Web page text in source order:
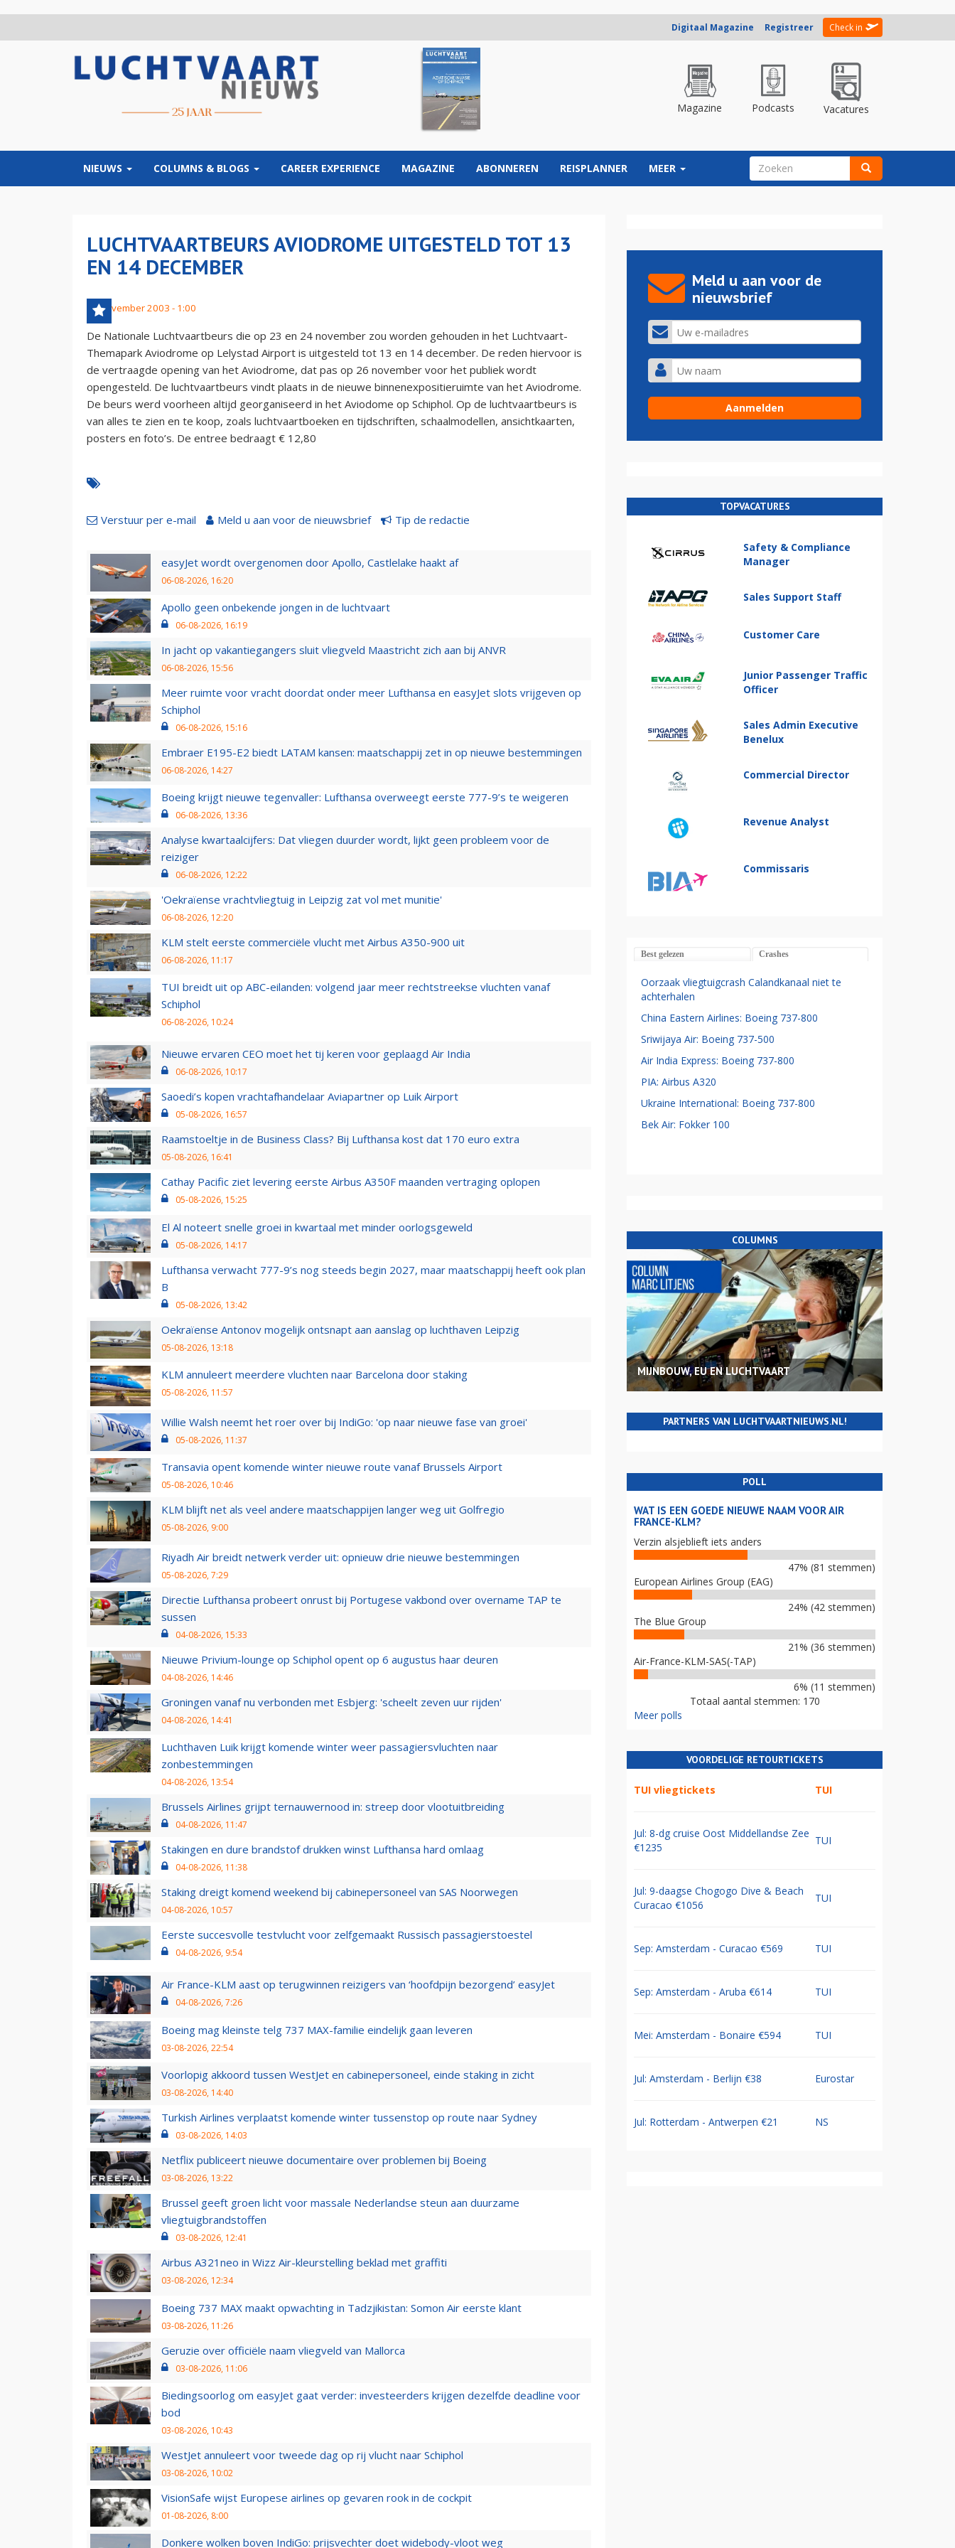
Digitaal Magazine Registreer Check in
Magazine Podcasts Vacatures
NIEUWS COLUMNS & BLOGS CAREER EXPERIENCE MAGAZINE ABONNEREN REISPLANNER MEER ZOEKVELD
LUCHTVAARTBEURS AVIODROME UITGESTELD TOT 13
EN 14 DECEMBER
19 november 2003 - 1:00
De Nationale Luchtvaartbeurs die op 23 en 24 november zou worden gehouden in het Luchtvaart-
Themapark Aviodrome op Lelystad Airport is uitgesteld tot 13 en 14 december. De reden hiervoor is
de vertraagde opening van het Aviodrome, dat pas op 26 november voor het publiek wordt
opengesteld. De luchtvaartbeurs vindt plaats in de nieuwe binnenexpositieruimte van het Aviodrome.
De beurs werd voorheen altijd georganiseerd in het Aviodome op Schiphol. Op de luchtvaartbeurs is
van alles te zien en te koop, zoals luchtvaartboeken en tijdschriften, schaalmodellen, ansichtkaarten,
posters en foto’s. De entree bedraagt € 12,80
Verstuur per e-mail Meld u aan voor de nieuwsbrief Tip de redactie
easyJet wordt overgenomen door Apollo, Castlelake haakt af
06-08-2026, 16:20
Apollo geen onbekende jongen in de luchtvaart
06-08-2026, 16:19
In jacht op vakantiegangers sluit vliegveld Maastricht zich aan bij ANVR
06-08-2026, 15:56
Meer ruimte voor vracht doordat onder meer Lufthansa en easyJet slots vrijgeven op
Schiphol
06-08-2026, 15:16
Embraer E195-E2 biedt LATAM kansen: maatschappij zet in op nieuwe bestemmingen
06-08-2026, 14:27
Boeing krijgt nieuwe tegenvaller: Lufthansa overweegt eerste 777-9’s te weigeren
06-08-2026, 13:36
Analyse kwartaalcijfers: Dat vliegen duurder wordt, lijkt geen probleem voor de
reiziger
06-08-2026, 12:22
'Oekraïense vrachtvliegtuig in Leipzig zat vol met munitie'
06-08-2026, 12:20
KLM stelt eerste commerciële vlucht met Airbus A350-900 uit
06-08-2026, 11:17
TUI breidt uit op ABC-eilanden: volgend jaar meer rechtstreekse vluchten vanaf
Schiphol
06-08-2026, 10:24
Nieuwe ervaren CEO moet het tij keren voor geplaagd Air India
06-08-2026, 10:17
Saoedi’s kopen vrachtafhandelaar Aviapartner op Luik Airport
05-08-2026, 16:57
Raamstoeltje in de Business Class? Bij Lufthansa kost dat 170 euro extra
05-08-2026, 16:41
Cathay Pacific ziet levering eerste Airbus A350F maanden vertraging oplopen
05-08-2026, 15:25
El Al noteert snelle groei in kwartaal met minder oorlogsgeweld
05-08-2026, 14:17
Lufthansa verwacht 777-9’s nog steeds begin 2027, maar maatschappij heeft ook plan
B
05-08-2026, 13:42
Oekraïense Antonov mogelijk ontsnapt aan aanslag op luchthaven Leipzig
05-08-2026, 13:18
KLM annuleert meerdere vluchten naar Barcelona door staking
05-08-2026, 11:57
Willie Walsh neemt het roer over bij IndiGo: 'op naar nieuwe fase van groei'
05-08-2026, 11:37
Transavia opent komende winter nieuwe route vanaf Brussels Airport
05-08-2026, 10:46
KLM blijft net als veel andere maatschappijen langer weg uit Golfregio
05-08-2026, 9:00
Riyadh Air breidt netwerk verder uit: opnieuw drie nieuwe bestemmingen
05-08-2026, 7:29
Directie Lufthansa probeert onrust bij Portugese vakbond over overname TAP te
sussen
04-08-2026, 15:33
Nieuwe Privium-lounge op Schiphol opent op 6 augustus haar deuren
04-08-2026, 14:46
Groningen vanaf nu verbonden met Esbjerg: 'scheelt zeven uur rijden'
04-08-2026, 14:41
Luchthaven Luik krijgt komende winter weer passagiersvluchten naar
zonbestemmingen
04-08-2026, 13:54
Brussels Airlines grijpt ternauwernood in: streep door vlootuitbreiding
04-08-2026, 11:47
Stakingen en dure brandstof drukken winst Lufthansa hard omlaag
04-08-2026, 11:38
Staking dreigt komend weekend bij cabinepersoneel van SAS Noorwegen
04-08-2026, 10:57
Eerste succesvolle testvlucht voor zelfgemaakt Russisch passagierstoestel
04-08-2026, 9:54
Air France-KLM aast op terugwinnen reizigers van ‘hoofdpijn bezorgend’ easyJet
04-08-2026, 7:26
Boeing mag kleinste telg 737 MAX-familie eindelijk gaan leveren
03-08-2026, 22:54
Voorlopig akkoord tussen WestJet en cabinepersoneel, einde staking in zicht
03-08-2026, 14:40
Turkish Airlines verplaatst komende winter tussenstop op route naar Sydney
03-08-2026, 14:03
Netflix publiceert nieuwe documentaire over problemen bij Boeing
03-08-2026, 13:22
Brussel geeft groen licht voor massale Nederlandse steun aan duurzame
vliegtuigbrandstoffen
03-08-2026, 12:41
Airbus A321neo in Wizz Air-kleurstelling beklad met graffiti
03-08-2026, 12:34
Boeing 737 MAX maakt opwachting in Tadzjikistan: Somon Air eerste klant
03-08-2026, 11:26
Geruzie over officiële naam vliegveld van Mallorca
03-08-2026, 11:06
Biedingsoorlog om easyJet gaat verder: investeerders krijgen dezelfde deadline voor
bod
03-08-2026, 10:43
WestJet annuleert voor tweede dag op rij vlucht naar Schiphol
03-08-2026, 10:02
VisionSafe wijst Europese airlines op gevaren rook in de cockpit
01-08-2026, 8:00
Donkere wolken boven IndiGo: prijsvechter doet widebody-vloot weg
Meld u aan voor de
nieuwsbrief
TOPVACATURES
Safety & Compliance
Manager
Sales Support Staff
Customer Care
Junior Passenger Traffic
Officer
Sales Admin Executive
Benelux
Commercial Director
Revenue Analyst
Commissaris
Best gelezen Crashes
Oorzaak vliegtuigcrash Calandkanaal niet te
achterhalen
China Eastern Airlines: Boeing 737-800
Sriwijaya Air: Boeing 737-500
Air India Express: Boeing 737-800
PIA: Airbus A320
Ukraine International: Boeing 737-800
Bek Air: Fokker 100
COLUMNS
MIJNBOUW, EU EN LUCHTVAART
PARTNERS VAN LUCHTVAARTNIEUWS.NL!
POLL
WAT IS EEN GOEDE NIEUWE NAAM VOOR AIR
FRANCE-KLM?
Verzin alsjeblieft iets anders
47% (81 stemmen)
European Airlines Group (EAG)
24% (42 stemmen)
The Blue Group
21% (36 stemmen)
Air-France-KLM-SAS(-TAP)
6% (11 stemmen)
Totaal aantal stemmen: 170
Meer polls
VOORDELIGE RETOURTICKETS
TUI vliegtickets TUI
Jul: 8-dg cruise Oost Middellandse Zee
€1235
TUI
Jul: 9-daagse Chogogo Dive & Beach
Curacao €1056
TUI
Sep: Amsterdam - Curacao €569 TUI
Sep: Amsterdam - Aruba €614 TUI
Mei: Amsterdam - Bonaire €594 TUI
Jul: Amsterdam - Berlijn €38 Eurostar
Jul: Rotterdam - Antwerpen €21 NS